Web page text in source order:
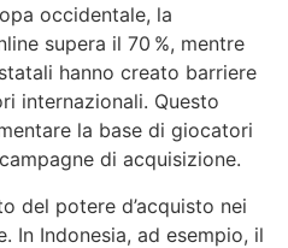
occidentale, la
supera il 70 %, mentre
hanno creato barriere
internazionali. Questo
la base di giocatori
di acquisizione.
del potere d’acquisto nei
In Indonesia, ad esempio, il